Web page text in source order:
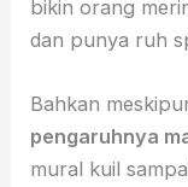
bikin orang
dan punya ruh
Bahkan
pengaruhnya
mural kuil